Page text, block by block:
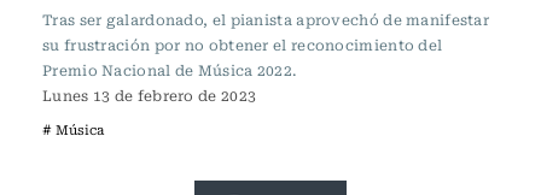
Tras ser galardonado, el pianista aprovechó de manifestar
su frustración por no obtener el reconocimiento del
Premio Nacional de Música 2022.
Lunes 13 de febrero de 2023
# Música